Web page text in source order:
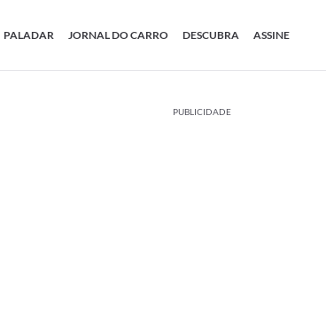
PALADAR JORNAL DO CARRO DESCUBRA ASSINE
PUBLICIDADE